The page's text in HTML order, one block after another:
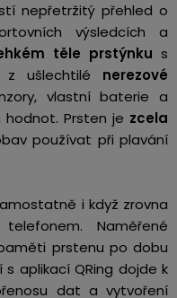
nepřetržitý přehled o
výsledcích a
těle prstýnku s
z ušlechtilé nerezové
vlastní baterie a
Prsten je zcela
používat při plavání
i když zrovna
Naměřené
prstenu po dobu
s aplikací QRing dojde k
dat a vytvoření